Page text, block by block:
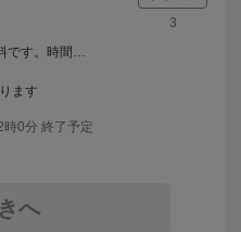
クリックポスト 送料無料です。時間指定はできませんが、追跡可能です。
ます
3
時0分 終了予定
へ